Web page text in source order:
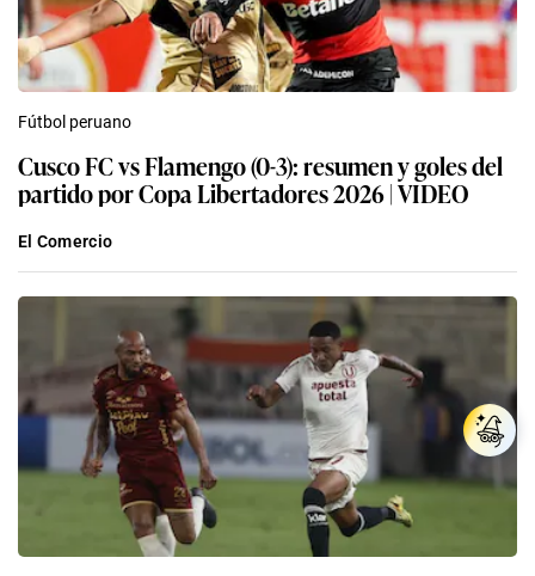
Fútbol peruano
Cusco FC vs Flamengo (0-3): resumen y goles del
partido por Copa Libertadores 2026 | VIDEO
El Comercio